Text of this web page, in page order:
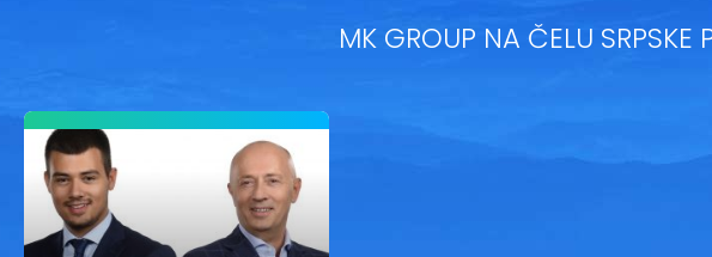
MK GROUP NA ČELU SRPSKE